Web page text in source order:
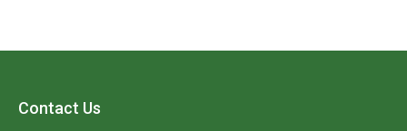
Contact Us